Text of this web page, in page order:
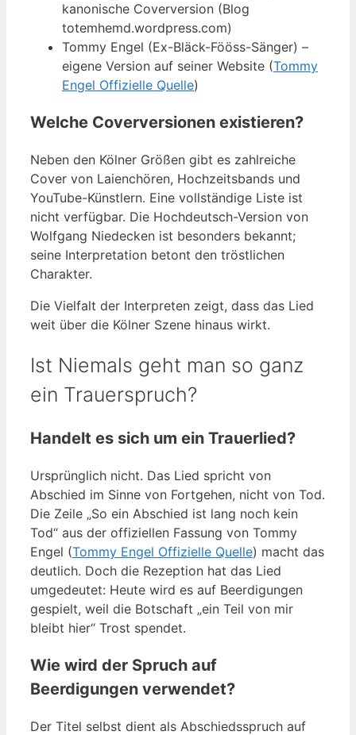
kanonische Coverversion (Blog
totemhemd.wordpress.com)
Tommy Engel (Ex-Bläck-Fööss-Sänger) –
eigene Version auf seiner Website (Tommy
Engel Offizielle Quelle)
Welche Coverversionen existieren?
Neben den Kölner Größen gibt es zahlreiche
Cover von Laienchören, Hochzeitsbands und
YouTube-Künstlern. Eine vollständige Liste ist
nicht verfügbar. Die Hochdeutsch-Version von
Wolfgang Niedecken ist besonders bekannt;
seine Interpretation betont den tröstlichen
Charakter.
Die Vielfalt der Interpreten zeigt, dass das Lied
weit über die Kölner Szene hinaus wirkt.
Ist Niemals geht man so ganz
ein Trauerspruch?
Handelt es sich um ein Trauerlied?
Ursprünglich nicht. Das Lied spricht von
Abschied im Sinne von Fortgehen, nicht von Tod.
Die Zeile „So ein Abschied ist lang noch kein
Tod“ aus der offiziellen Fassung von Tommy
Engel (Tommy Engel Offizielle Quelle) macht das
deutlich. Doch die Rezeption hat das Lied
umgedeutet: Heute wird es auf Beerdigungen
gespielt, weil die Botschaft „ein Teil von mir
bleibt hier“ Trost spendet.
Wie wird der Spruch auf
Beerdigungen verwendet?
Der Titel selbst dient als Abschiedsspruch auf